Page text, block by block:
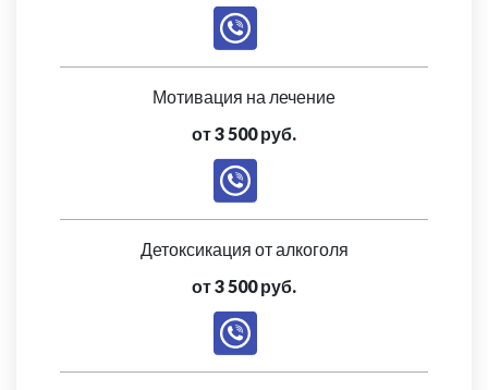
Мотивация на лечение
от 3 500 руб.
Детоксикация от алкоголя
от 3 500 руб.